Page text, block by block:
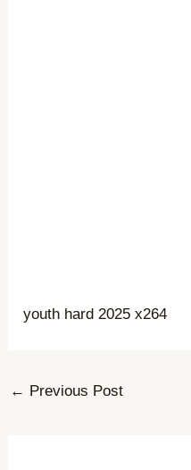
youth hard 2025 x264
← Previous Post